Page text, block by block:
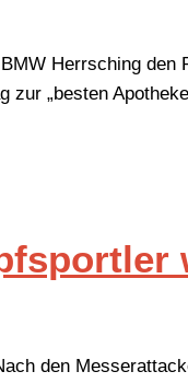
Herrsching
zur „besten
den